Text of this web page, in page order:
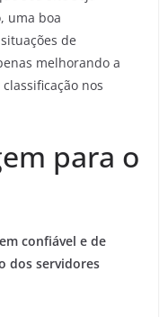
uma boa
de
melhorando a
nos
para o
confiável e de
dos servidores